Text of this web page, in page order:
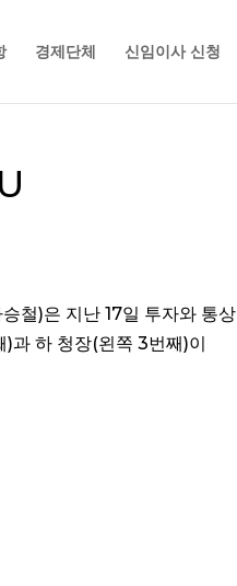
경제단체 신임이사 신청
철)은 지난 17일 투자와 통상
과 하 청장(왼쪽 3번째)이